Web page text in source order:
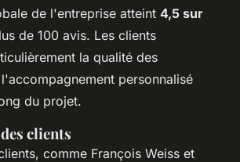
de l'entreprise atteint 4,5 sur
de 100 avis. Les clients
la qualité des
personnalisé
du projet.
clients
comme François Weiss et